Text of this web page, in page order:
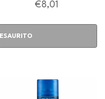
€8,01